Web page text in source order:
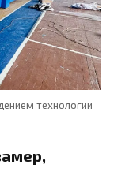
технологии